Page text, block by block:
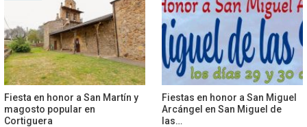
Fiesta en honor a San Martín y
magosto popular en
Cortiguera
Fiestas en honor a San Miguel
Arcángel en San Miguel de
las…